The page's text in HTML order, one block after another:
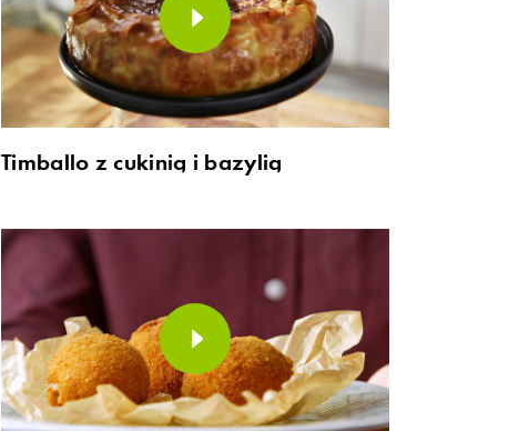
Timballo z cukinią i bazylią